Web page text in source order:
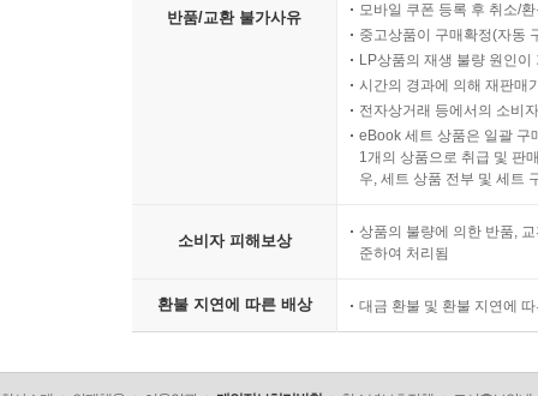
반품/교환 불가사유
모바일 쿠폰 등록 후 취소/
중고상품이 구매확정(자동
LP상품의 재생 불량 원인
시간의 경과에 의해 재판매
전자상거래 등에서의 소비
eBook 세트 상품은 일괄 구
1개의 상품으로 취급 및 판
우, 세트 상품 전부 및 세트
소비자 피해보상
상품의 불량에 의한 반품,
준하여 처리됨
환불 지연에 따른 배상 대금 환불 및 환불 지연에